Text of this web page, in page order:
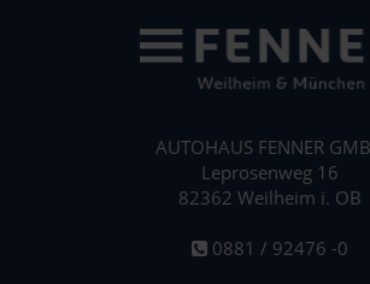
AUTOHAUS FENNER
Leprosenweg 16
82362 Weilheim i. OB
0881 / 92476 -0